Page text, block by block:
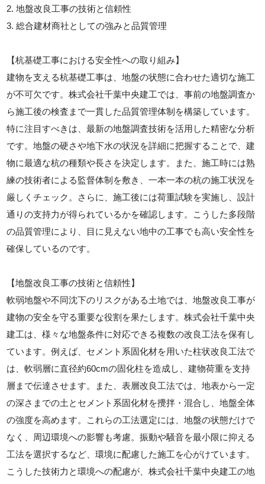
2. 地盤改良工事の技術と信頼性
3. 総合建材商社としての強みと品質管理
【杭基礎工事における安全性への取り組み】
建物を支える杭基礎工事は、地盤の状態に合わせた適切な施工
が不可欠です。株式会社千葉中央建工では、事前の地盤調査か
ら施工後の検査まで一貫した品質管理体制を構築しています。
特に注目すべきは、最新の地盤調査技術を活用した精密な分析
です。地盤の硬さや地下水の状況を詳細に把握することで、建
物に最適な杭の種類や長さを決定します。また、施工時には熟
練の技術者による監督体制を敷き、一本一本の杭の施工状況を
厳しくチェック。さらに、施工後には荷重試験を実施し、設計
通りの支持力が得られているかを確認します。こうした多段階
の品質管理により、目に見えない地中の工事でも高い安全性を
確保しているのです。
【地盤改良工事の技術と信頼性】
軟弱地盤や不同沈下のリスクがある土地では、地盤改良工事が
建物の安全を守る重要な役割を果たします。株式会社千葉中央
建工は、様々な地盤条件に対応できる複数の改良工法を保有し
ています。例えば、セメント系固化材を用いた柱状改良工法で
は、軟弱層に直径約60cmの固化柱を造成し、建物荷重を支持
層まで伝達させます。また、表層改良工法では、地表から一定
の深さまでの土とセメント系固化材を攪拌・混合し、地盤全体
の強度を高めます。これらの工法選定には、地盤の状態だけで
なく、周辺環境への影響も考慮。振動や騒音を最小限に抑える
工法を選択するなど、環境に配慮した施工を心がけています。
こうした技術力と環境への配慮が、株式会社千葉中央建工の地